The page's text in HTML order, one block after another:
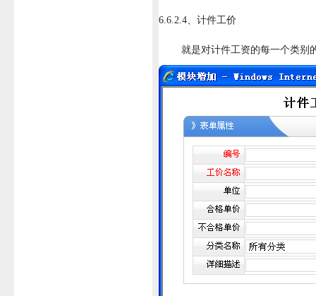
6.6.2.4、计件工价
就是对计件工资的每一个类别